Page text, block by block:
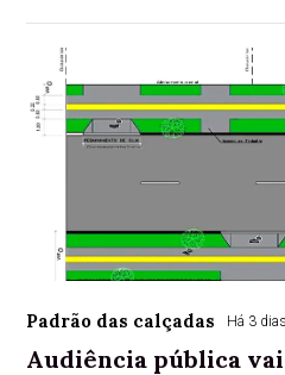
Padrão das calçadas Há 3 dias
Audiência pública